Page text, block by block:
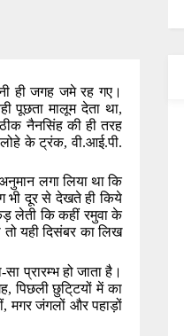
ही जगह जमे रह गए।
पूछता मालूम देता था,
नैनसिंह की ही तरह
के ट्रंक,वी.आई.पी.
लगा लिया था कि
भी दूर से देखते ही किये
लेती कि कहीं रमुवा के
तो यही दिसंबर का लिख
प्रारम्भ हो जाता है।
,पिछली छुटि्टयों में का
,मगर जंगलों और पहाड़ों